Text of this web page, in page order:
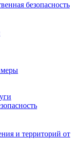
безопасность
меры
и территорий от